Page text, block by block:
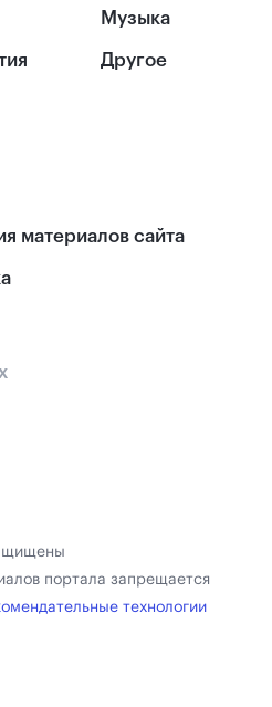
Музыка
Другое
материалов сайта
портала запрещается
технологии